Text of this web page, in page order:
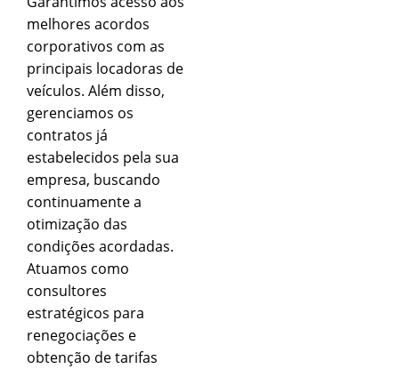
melhores acordos
corporativos com as
principais locadoras de
veículos. Além disso,
gerenciamos os
contratos já
estabelecidos pela sua
empresa, buscando
continuamente a
otimização das
condições acordadas.
Atuamos como
consultores
estratégicos para
renegociações e
obtenção de tarifas